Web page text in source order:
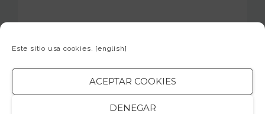
Este sitio usa cookies. [english]
ACEPTAR COOKIES
DENEGAR
NOTICIAS DESTACADAS